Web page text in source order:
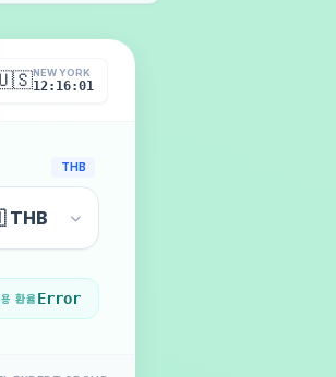
NEW YORK
12:16:03
THB
환율Error